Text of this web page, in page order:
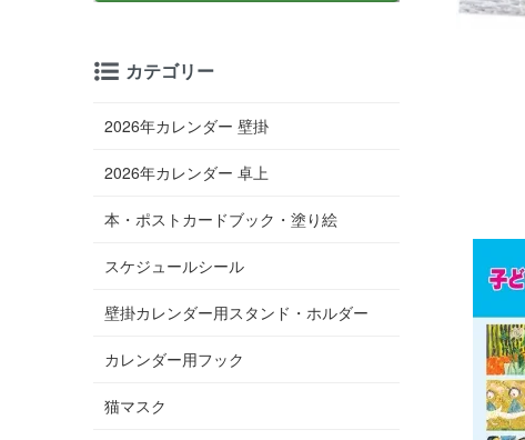
カテゴリー
2026年カレンダー 壁掛
2026年カレンダー 卓上
本・ポストカードブック・塗り絵
スケジュールシール
壁掛カレンダー用スタンド・ホルダー
カレンダー用フック
猫マスク